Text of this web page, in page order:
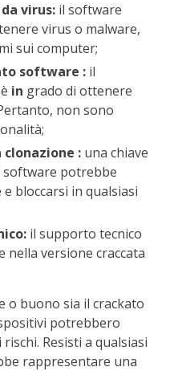
virus:il software
virus o malware,
sui computer;
software :il
in grado di ottenere
non sono
clonazione :una chiave
software potrebbe
bloccarsi in qualsiasi
il supporto tecnico
nella versione craccata
o buono sia il crackato
potrebbero
Resisti a qualsiasi
rappresentare una